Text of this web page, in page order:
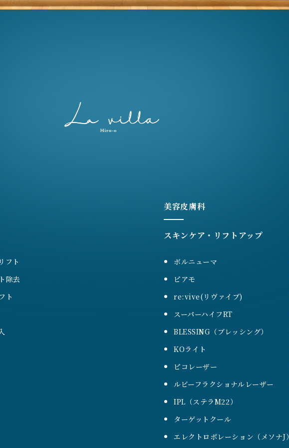
フト
除去
ト
美容皮膚科
スキンケア・リフトアップ
ボルニューマ
ピアモ
re:vive(リヴァイブ)
スーパーハイフRT
BLESSING（ブレッシング）
KOライト
ピコレーザー
ルビーフラクショナルレーザー
IPL（ステラM22）
ターゲットクール
エレクトロポレーション（メソナJ）